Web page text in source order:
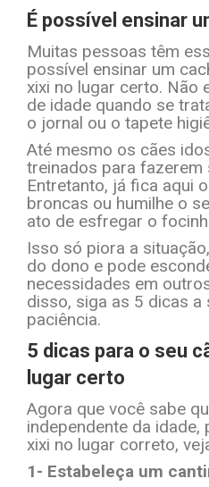
É possível ensinar
Muitas pessoas têm
possível ensinar um
xixi no lugar certo. Não
de idade quando se
o jornal ou o tapete
Até mesmo os cães
treinados para fazerem
Entretanto, já fica aqui
broncas ou humilhe o
ato de esfregar o
Isso só piora a
do dono e pode
necessidades em
disso, siga as 5 dicas a
paciência.
5 dicas para o seu
lugar certo
Agora que você sabe
independente da
xixi no lugar correto,
1- Estabeleça um